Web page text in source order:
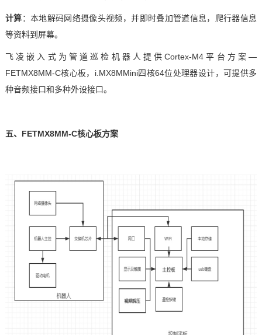
计算：本地解码网络摄像头视频，并即时叠加管道信息，爬行器信息
等资料到屏幕。
飞凌嵌入式 为管道巡检机器人提供Cortex-M4 平台 方案—
FETMX8MM-C核心板， i.MX8MMini四核64位处理器设计，可提供多
种音频接口和多种外设接口。
五、 FETMX8MM-C核心板方案